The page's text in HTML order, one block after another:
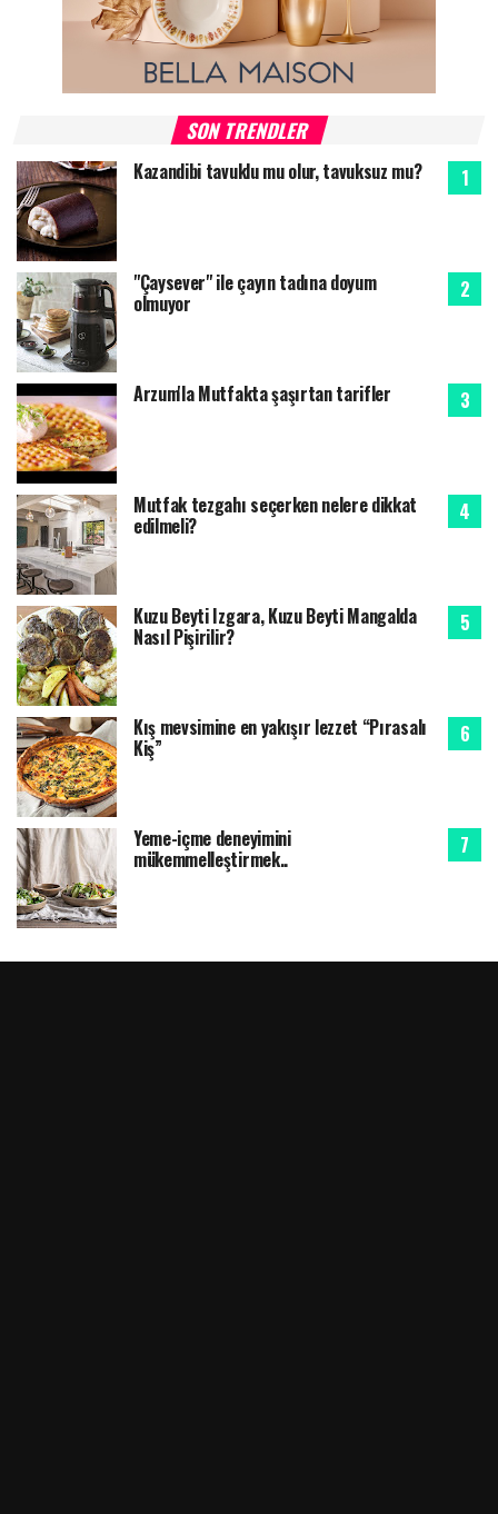
SON TRENDLER
Kazandibi tavuklu mu olur, tavuksuz mu?
"Çaysever" ile çayın tadına doyum
olmuyor
Arzum'la Mutfakta şaşırtan tarifler
Mutfak tezgahı seçerken nelere dikkat
edilmeli?
Kuzu Beyti Izgara, Kuzu Beyti Mangalda
Nasıl Pişirilir?
Kış mevsimine en yakışır lezzet “Pırasalı
Kiş”
Yeme-içme deneyimini
mükemmelleştirmek..